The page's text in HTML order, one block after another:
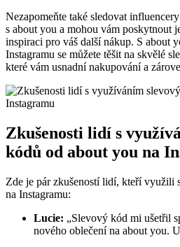
Nezapomeňte také sledovat
s about you a mohou vám poskytnout
inspiraci pro váš další nákup. S about
Instagramu se můžete těšit na skvělé
které vám usnadní nakupování a
Zkušenosti lidí s
kódů od about you na
Zde je pár zkušeností lidí, kteří využili
na Instagramu:
Lucie: „Slevový kód mi ušetřil
nového oblečení na about you.